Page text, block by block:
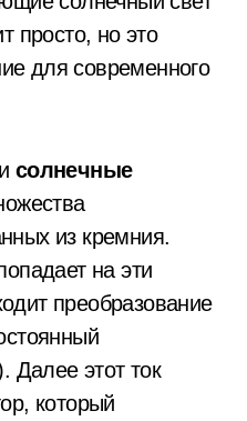
просто, но это
для современного
солнечные
из кремния.
на эти
преобразование
Далее этот ток
который